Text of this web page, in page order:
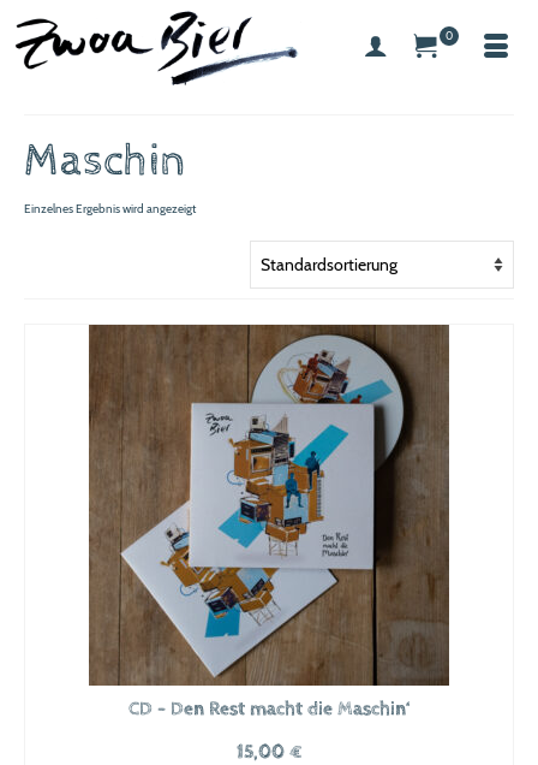
0
Maschin
Einzelnes Ergebnis wird angezeigt
CD – Den Rest macht die Maschin‘
15,00 €